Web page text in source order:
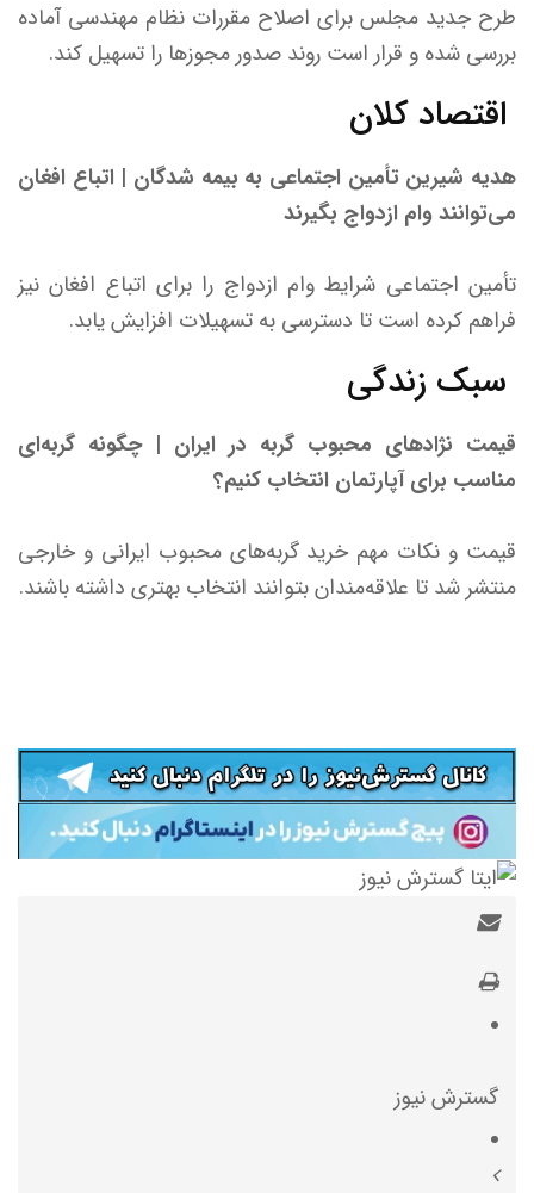
طرح جدید مجلس برای اصلاح مقررات نظام مهندسی آماده
بررسی شده و قرار است روند صدور مجوزها را تسهیل کند.
اقتصاد کلان
هدیه شیرین تأمین اجتماعی به بیمه شدگان | اتباع افغان
می‌توانند وام ازدواج بگیرند
تأمین اجتماعی شرایط وام ازدواج را برای اتباع افغان نیز
فراهم کرده است تا دسترسی به تسهیلات افزایش یابد.
سبک زندگی
قیمت نژادهای محبوب گربه در ایران | چگونه گربه‌ای
مناسب برای آپارتمان انتخاب کنیم؟
قیمت و نکات مهم خرید گربه‌های محبوب ایرانی و خارجی
منتشر شد تا علاقه‌مندان بتوانند انتخاب بهتری داشته باشند.
گسترش نیوز